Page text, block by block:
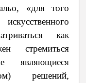
«для того
как
стремиться
являющиеся
решений,